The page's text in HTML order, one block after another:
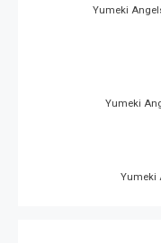
Yumeki
Yumeki
Yumeki